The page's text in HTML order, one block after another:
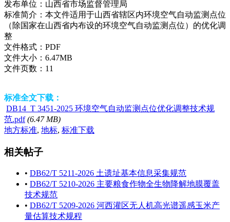
发布单位： 山西省市场监督管理局
标准简介： 本文件适用于山西省辖区内环境空气自动监测点位
（除国家在山西省内布设的环境空气自动监测点位）的优化调
整
文件格式： PDF
文件大小： 6.47MB
文件页数： 11
标准全文下载：
DB14_T 3451-2025 环境空气自动监测点位优化调整技术规
范.pdf (6.47 MB)
地方标准, 地标, 标准下载
相关帖子
• DB62/T 5211-2026 土遗址基本信息采集规范
• DB62/T 5210-2026 主要粮食作物全生物降解地膜覆盖
技术规范
• DB62/T 5209-2026 河西灌区无人机高光谱遥感玉米产
量估算技术规程